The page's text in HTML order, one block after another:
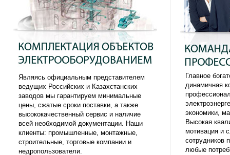
Являясь официальным представителем
ведущих Российских и Казахстанских
заводов мы гарантируем минимальные
цены, сжатые сроки поставки, а также
высококачественный сервис и наличие
всей необходимой документации. Наши
клиенты: промышленные, монтажные,
строительные, торговые компании и
недропользователи.
Главное
динамичная
экономики,
Высокая
мотивация и
сотрудников
любые